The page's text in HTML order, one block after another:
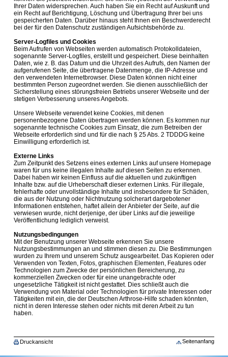
Ihrer Daten widersprechen. Auch haben Sie ein Recht auf Auskunft und
ein Recht auf Berichtigung, Löschung und Übertragung Ihrer bei uns
gespeicherten Daten. Darüber hinaus steht Ihnen ein Beschwerderecht
bei der für den Datenschutz zuständigen Aufsichtsbehörde zu.
Server-Logfiles und Cookies
Beim Aufrufen von Webseiten werden automatisch Protokolldateien,
sogenannte Server-Logfiles, erstellt und gespeichert. Diese beinhalten
Daten, wie z. B. das Datum und die Uhrzeit des Aufrufs, den Namen der
aufgerufenen Seite, die übertragene Datenmenge, die IP-Adresse und
den verwendeten Internetbrowser. Diese Daten können nicht einer
bestimmten Person zugeordnet werden. Sie dienen ausschließlich der
Sicherstellung eines störungsfreien Betriebs unserer Webseite und der
stetigen Verbesserung unseres Angebots.
Unsere Webseite verwendet keine Cookies, mit denen
personenbezogene Daten übertragen werden können. Es kommen nur
sogenannte technische Cookies zum Einsatz, die zum Betreiben der
Webseite erforderlich sind und für die nach § 25 Abs. 2 TDDDG keine
Einwilligung erforderlich ist.
Externe Links
Zum Zeitpunkt des Setzens eines externen Links auf unsere Homepage
waren für uns keine illegalen Inhalte auf diesen Seiten zu erkennen.
Dabei haben wir keinen Einfluss auf die aktuellen und zukünftigen
Inhalte bzw. auf die Urheberschaft dieser externen Links. Für illegale,
fehlerhafte oder unvollständige Inhalte und insbesondere für Schäden,
die aus der Nutzung oder Nichtnutzung solcherart dargebotener
Informationen entstehen, haftet allein der Anbieter der Seite, auf die
verwiesen wurde, nicht derjenige, der über Links auf die jeweilige
Veröffentlichung lediglich verweist.
Nutzungsbedingungen
Mit der Benutzung unserer Webseite erkennen Sie unsere
Nutzungsbestimmungen an und stimmen diesen zu. Die Bestimmungen
wurden zu Ihrem und unserem Schutz ausgearbeitet. Das Kopieren oder
Verwenden von Texten, Fotos, graphischen Elementen, Features oder
Technologien zum Zwecke der persönlichen Bereicherung, zu
kommerziellen Zwecken oder für eine unangebrachte oder
ungesetzliche Tätigkeit ist nicht gestattet. Dies schließt auch die
Verwendung von Material oder Technologien für private Interessen oder
Tätigkeiten mit ein, die der Deutschen Arthrose-Hilfe schaden könnten,
nicht in deren Interesse stehen oder nichts mit deren Arbeit zu tun
haben.
Seitenanfang
Druckansicht